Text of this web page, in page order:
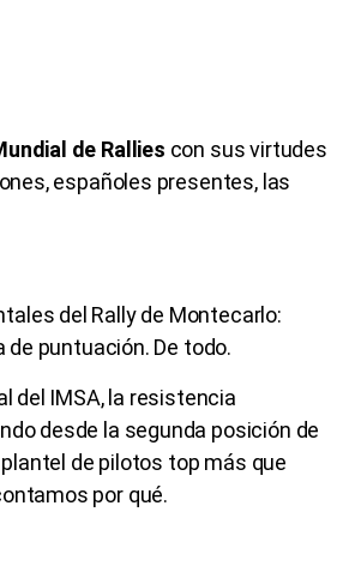
de Rallies con sus virtudes
españoles presentes, las
del Rally de Montecarlo:
puntuación. De todo.
del IMSA, la resistencia
desde la segunda posición de
de pilotos top más que
por qué.